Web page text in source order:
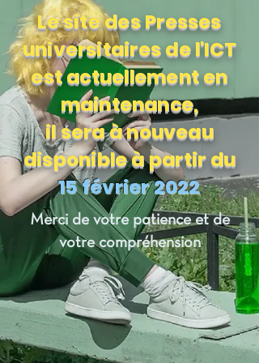
Le site des Presses
universitaires de l'ICT
est actuellement en
maintenance,
il sera à nouveau
disponible à partir du
15 février 2022
Merci de votre patience et de
votre compréhension